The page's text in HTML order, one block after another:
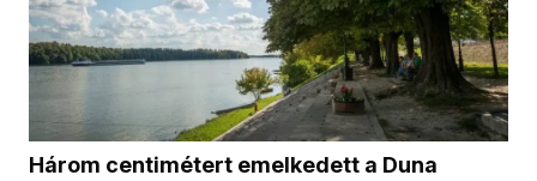
Három centimétert emelkedett a Duna